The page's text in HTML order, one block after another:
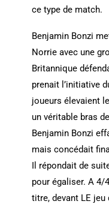
ce type de match.
Benjamin Bonzi
Norrie avec une
Britannique
prenait l’initiative
joueurs élevaient
un véritable bras
Benjamin Bonzi
mais concédait
Il répondait de
pour égaliser. A 4/
titre, devant LE